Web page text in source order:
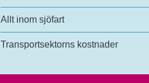
Allt inom sjöfart
Transportsektorns kostnader